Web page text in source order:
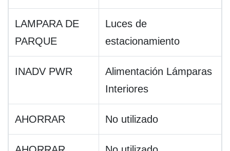
LAMPARA DE
PARQUE
Luces de
estacionamiento
INADV PWR
Alimentación Lámparas
Interiores
AHORRAR No utilizado